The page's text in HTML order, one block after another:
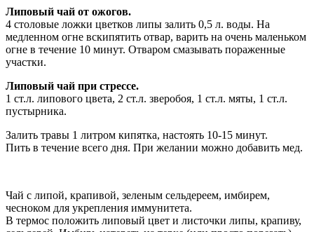
Липовый чай от ожогов.
4 столовые ложки цветков липы залить 0,5 л. воды. На
медленном огне вскипятить отвар, варить на очень маленьком
огне в течение 10 минут. Отваром смазывать пораженные
участки.
Липовый чай при стрессе.
1 ст.л. липового цвета, 2 ст.л. зверобоя, 1 ст.л. мяты, 1 ст.л.
пустырника.
Залить травы 1 литром кипятка, настоять 10-15 минут.
Пить в течение всего дня. При желании можно добавить мед.
Чай с липой, крапивой, зеленым сельдереем, имбирем,
чесноком для укрепления иммунитета.
В термос положить липовый цвет и листочки липы, крапиву,